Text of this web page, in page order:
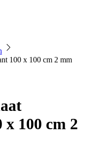
100 x 100 cm 2 mm
100 cm 2